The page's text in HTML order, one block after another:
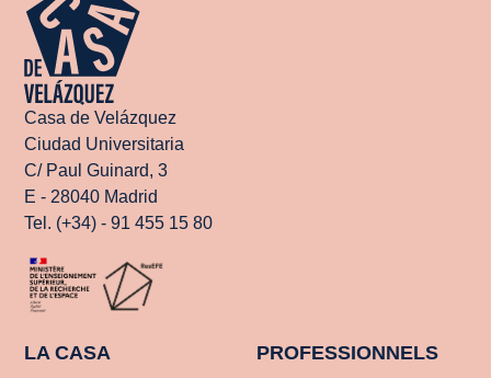
Casa de Velázquez
Ciudad Universitaria
C/ Paul Guinard, 3
E - 28040 Madrid
Tel. (+34) - 91 455 15 80
LA CASA PROFESSIONNELS